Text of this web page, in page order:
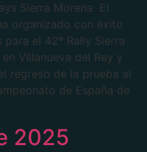
Sierra Morena El
organizado con éxito
el 42º Rally Sierra
Villanueva del Rey y
regreso de la prueba al
de España de
2025